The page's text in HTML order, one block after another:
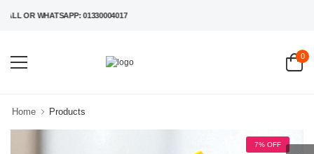
OR WHATSAPP: 01330004017
0
Home Products
7% OFF